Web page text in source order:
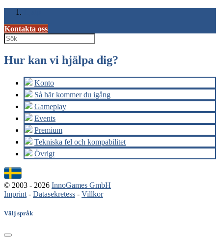
Kontakta oss
Hur kan vi hjälpa dig?
Konto
Så här kommer du igång
Gameplay
Events
Premium
Tekniska fel och kompabilitet
Övrigt
© 2003 - 2026 InnoGames GmbH
Imprint - Datasekretess - Villkor
Välj språk